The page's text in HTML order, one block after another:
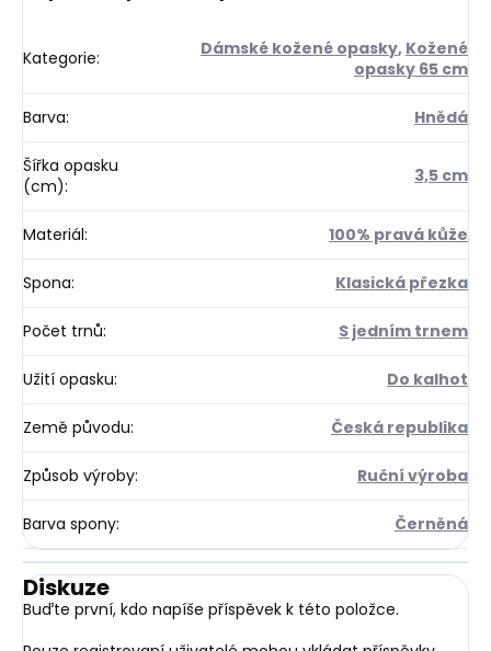
Kategorie: Dámské kožené opasky, Kožené
opasky 65 cm
Barva: Hnědá
Šířka opasku
(cm): 3,5 cm
Materiál: 100% pravá kůže
Spona: Klasická přezka
Počet trnů: S jedním trnem
Užití opasku: Do kalhot
Země původu: Česká republika
Způsob výroby: Ruční výroba
Barva spony: Černěná
Diskuze
Buďte první, kdo napíše příspěvek k této položce.